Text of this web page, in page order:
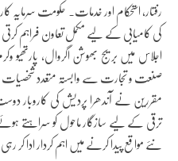
رفتار، استحکام اور خدمات۔ حکومت
کی کامیابی کے لیے مکمل تعاون فراہم
اجلاس میں بریج بھوشن اگروال، پارتھیو وکرم
صنعت و تجارت سے وابستہ متعدد
مقررین نے آندھرا پردیش کی کاروبار
ترقی کے لیے سازگار ماحول کو سراہتے
نئے مواقع پیدا کرنے میں اہم کردار ادا کر